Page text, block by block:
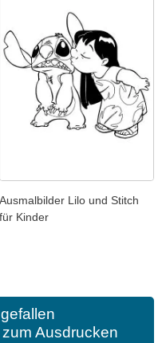
Ausmalbilder Lilo und Stitch
für Kinder
Ausdrucken